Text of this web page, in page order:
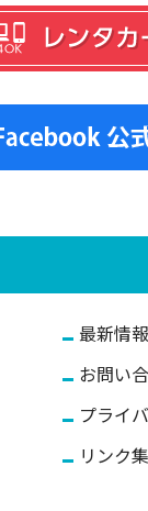
最新情報
お問い
プライ
リンク集